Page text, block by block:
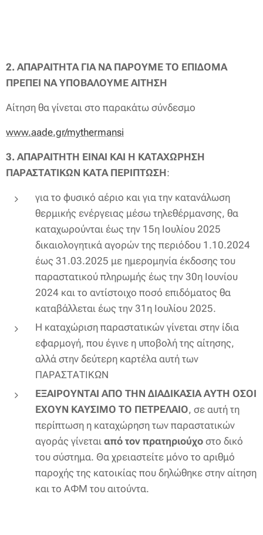
2. ΑΠΑΡΑΙΤΗΤΑ ΓΙΑ ΝΑ ΠΑΡΟΥΜΕ ΤΟ ΕΠΙΔΟΜΑ
ΠΡΕΠΕΙ ΝΑ ΥΠΟΒΑΛΟΥΜΕ ΑΙΤΗΣΗ
Αίτηση θα γίνεται στο παρακάτω σύνδεσμο
www.aade.gr/mythermansi
3. ΑΠΑΡΑΙΤΗΤΗ ΕΙΝΑΙ ΚΑΙ Η ΚΑΤΑΧΩΡΗΣΗ
ΠΑΡΑΣΤΑΤΙΚΩΝ ΚΑΤΑ ΠΕΡΙΠΤΩΣΗ:
για το φυσικό αέριο και για την κατανάλωση
θερμικής ενέργειας μέσω τηλεθέρμανσης, θα
καταχωρούνται έως την 15η Ιουλίου 2025
δικαιολογητικά αγορών της περιόδου 1.10.2024
έως 31.03.2025 με ημερομηνία έκδοσης του
παραστατικού πληρωμής έως την 30η Ιουνίου
2024 και το αντίστοιχο ποσό επιδόματος θα
καταβάλλεται έως την 31η Ιουλίου 2025.
Η καταχώριση παραστατικών γίνεται στην ίδια
εφαρμογή, που έγινε η υποβολή της αίτησης,
αλλά στην δεύτερη καρτέλα αυτή των
ΠΑΡΑΣΤΑΤΙΚΩΝ
ΕΞΑΙΡΟΥΝΤΑΙ ΑΠΟ ΤΗΝ ΔΙΑΔΙΚΑΣΙΑ ΑΥΤΗ ΟΣΟΙ
ΕΧΟΥΝ ΚΑΥΣΙΜΟ ΤΟ ΠΕΤΡΕΛΑΙΟ, σε αυτή τη
περίπτωση η καταχώρηση των παραστατικών
αγοράς γίνεται από τον πρατηριούχο στο δικό
του σύστημα. Θα χρειαστείτε μόνο το αριθμό
παροχής της κατοικίας που δηλώθηκε στην αίτηση
και το ΑΦΜ του αιτούντα.